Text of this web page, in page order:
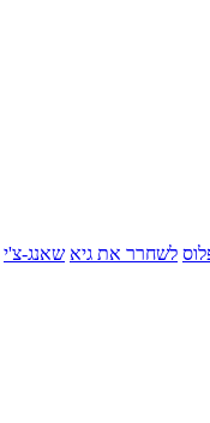
לשחרר את גיא שאנג-צ'י